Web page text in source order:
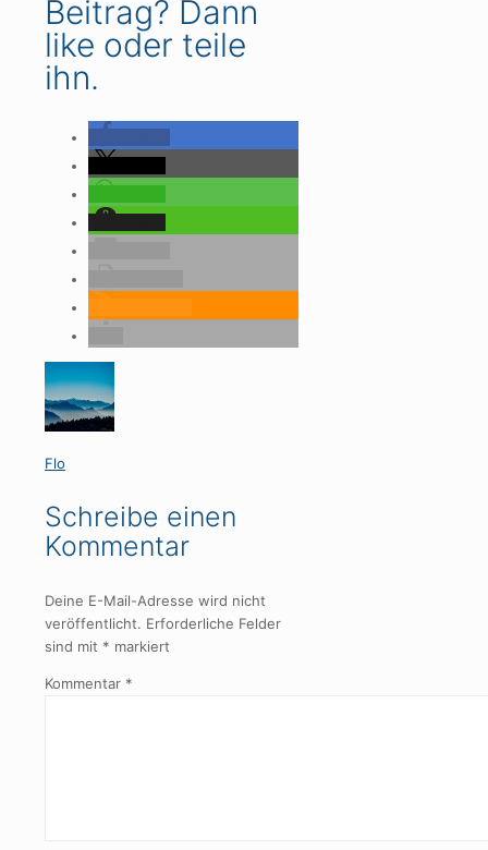
Beitrag? Dann
like oder teile
ihn.
Flo
Schreibe einen
Kommentar
Deine E-Mail-Adresse wird nicht
veröffentlicht. Erforderliche Felder
sind mit * markiert
Kommentar *